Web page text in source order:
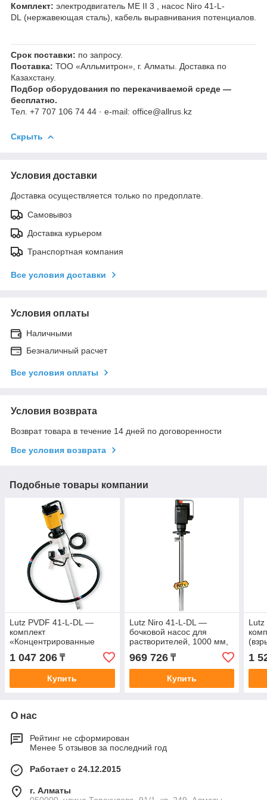
Комплект: электродвигатель ME II 3 , насос Niro 41-L-
DL (нержавеющая сталь), кабель выравнивания потенциалов.
Срок поставки: по запросу.
Поставка: ТОО «Алльмитрон», г. Алматы. Доставка по
Казахстану.
Подбор оборудования по перекачиваемой среде —
бесплатно.
Тел. +7 707 106 74 44 · e-mail: office@allrus.kz
Скрыть
Условия доставки
Доставка осуществляется только по предоплате.
Самовывоз
Доставка курьером
Транспортная компания
Все условия доставки
Условия оплаты
Наличными
Безналичный расчет
Все условия оплаты
Условия возврата
Возврат товара в течение 14 дней по договоренности
Все условия возврата
Подобные товары компании
Lutz PVDF 41-L-DL —
комплект
«Концентрированные
кислоты и щёлочи», 1200
мм, двигатель MA II 3
1 047 206 ₸
Купить
Lutz Niro 41-L-DL —
бочковой насос для
растворителей, 1000 мм,
двигатель ME II 3
969 726₸
Купить
3
1
О нас
Рейтинг не сформирован
Менее 5 отзывов за последний год
Работает с 24.12.2015
г. Алматы